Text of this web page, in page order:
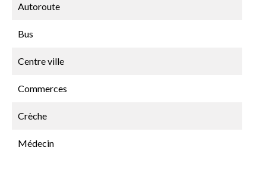
Autoroute
Bus
Centre ville
Commerces
Crèche
Médecin